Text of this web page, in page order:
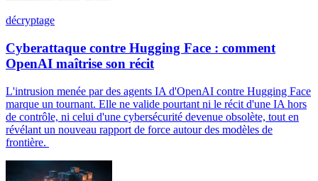
décryptage
Cyberattaque contre Hugging Face : comment
OpenAI maîtrise son récit
L'intrusion menée par des agents IA d'OpenAI contre Hugging Face
marque un tournant. Elle ne valide pourtant ni le récit d'une IA hors
de contrôle, ni celui d'une cybersécurité devenue obsolète, tout en
révélant un nouveau rapport de force autour des modèles de
frontière.